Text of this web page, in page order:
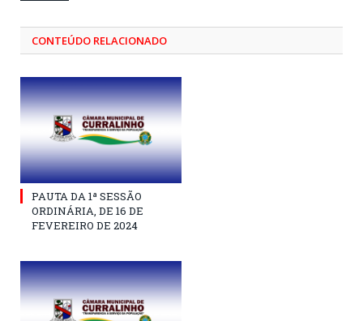
CONTEÚDO RELACIONADO
PAUTA DA 1ª SESSÃO
ORDINÁRIA, DE 16 DE
FEVEREIRO DE 2024